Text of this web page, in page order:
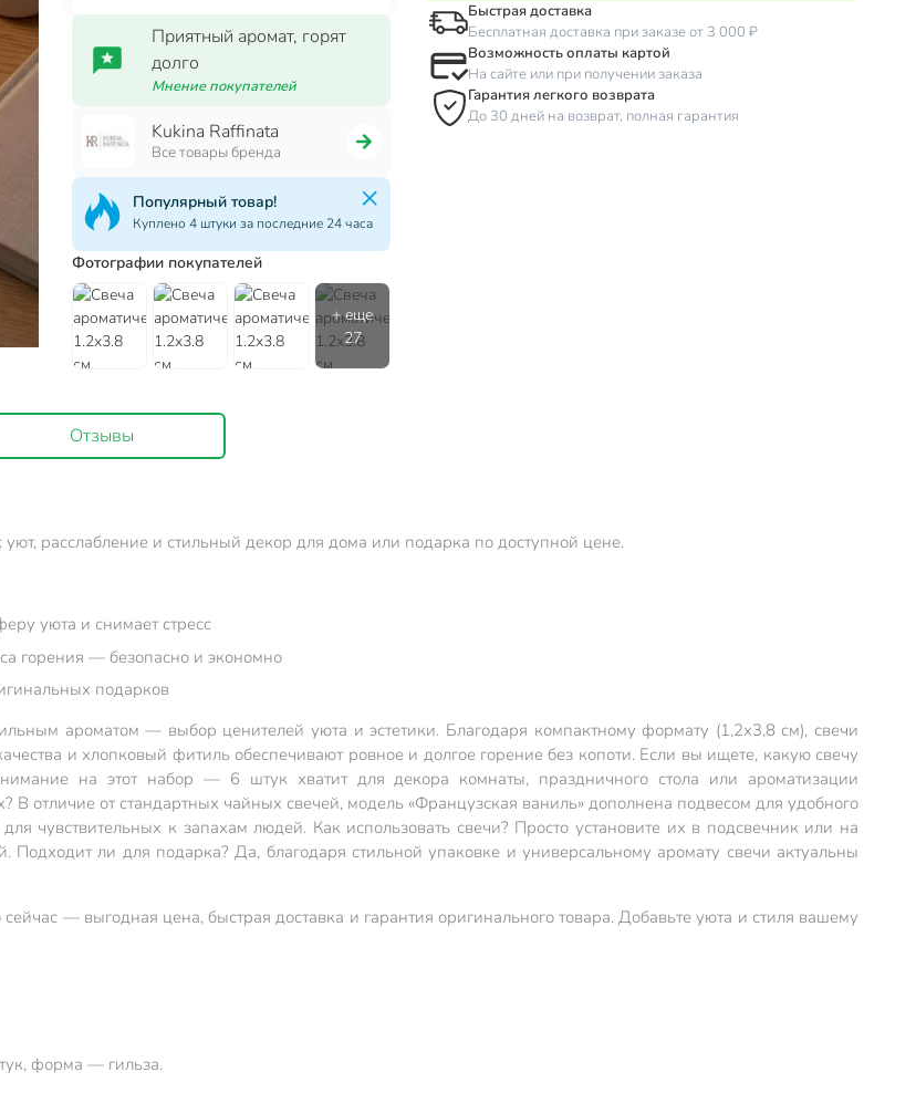
Приятный аромат, горят
долго
Мнение покупателей
Kukina Raffinata
Все товары бренда
Популярный товар!
Куплено 4 штуки за последние 24 часа
Фотографии покупателей
Быстрая доставка
Бесплатная доставка при заказе от 3 000 ₽
Возможность оплаты картой
На сайте или при получении заказа
Гарантия легкого возврата
До 30 дней на возврат, полная гарантия
Отзывы
расслабление и стильный декор для дома или подарка по доступной цене.
уюта и снимает стресс
горения — безопасно и экономно
подарков
ароматом — выбор ценителей уюта и эстетики. Благодаря компактному формату (1,2х3,8 см), свечи
и хлопковый фитиль обеспечивают ровное и долгое горение без копоти. Если вы ищете, какую свечу
на этот набор — 6 штук хватит для декора комнаты, праздничного стола или ароматизации
В отличие от стандартных чайных свечей, модель «Французская ваниль» дополнена подвесом для удобного
чувствительных к запахам людей. Как использовать свечи? Просто установите их в подсвечник или на
ли для подарка? Да, благодаря стильной упаковке и универсальному аромату свечи актуальны
— выгодная цена, быстрая доставка и гарантия оригинального товара. Добавьте уюта и стиля вашему
форма — гильза.